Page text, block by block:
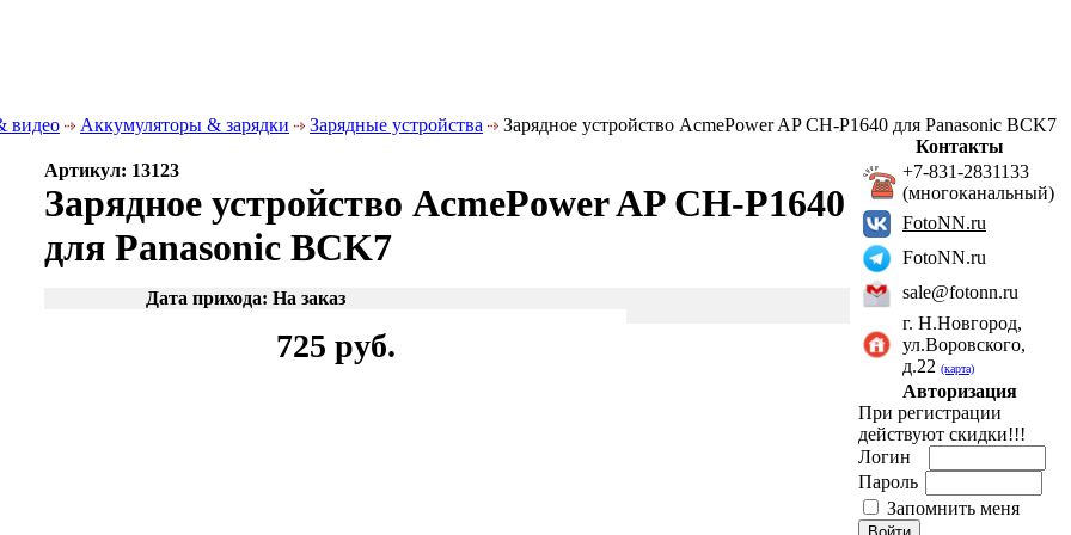
видео Аккумуляторы & зарядки Зарядные устройства Зарядное устройство AcmePower AP CH-P1640 для Panasonic BCK7
Артикул: 13123
Зарядное устройство AcmePower AP CH-P1640
для Panasonic BCK7
Дата прихода: На заказ
725 руб.
Контакты
+7-831-2831133
(многоканальный)
FotoNN.ru
FotoNN.ru
sale@fotonn.ru
г. Н.Новгород,
ул.Воровского,
д.22 (карта)
Авторизация
При регистрации
действуют скидки!!!
Логин
Пароль
Запомнить меня